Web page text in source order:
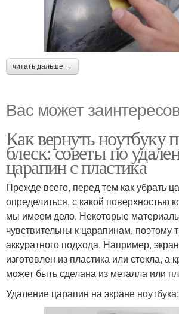
читать дальше →
Вас может
Как вернуть ноутбуку
блеск: советы по
царапин с пластика
Прежде всего, перед тем как убрать
определиться, с какой поверхностью
мы имеем дело. Некоторые
чувствительны к царапинам, поэтому
аккуратного подхода. Например,
изготовлен из пластика или стекла, а
может быть сделана из металла или
Удаление царапин на экране ноутбука: